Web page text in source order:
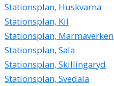
Stationsplan, Huskvarna
Stationsplan, Kil
Stationsplan, Marmaverken
Stationsplan, Sala
Stationsplan, Skillingaryd
Stationsplan, Svedala